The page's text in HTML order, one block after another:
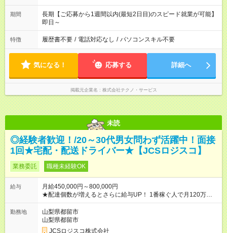
期間
長期【ご応募から1週間以内(最短2日目)のスピード就業が可能】
即日～
特徴 履歴書不要 / 電話対応なし / パソコンスキル不要
気になる！ 応募する 詳細へ
掲載元企業名 株式会社テクノ・サービス
未読
◎経験者歓迎！/20～30代男女問わず活躍中！面接
1回★宅配・配送ドライバー★【JCSロジスコ】
業務委託 職種未経験OK
給与
月給450,000円～800,000円
★配達個数が増えるとさらに給与UP！ 1番稼ぐ人で月120万ほ
ど！ ・主要都市エリア 月収55万円／週5日稼働 月収65万~112
万円／週6日稼働 ・地方郊外エリア 月収40万円／週5日稼働 月
収40万円~50万円／週6日稼働 ＜モデルイメージ＞ ■月収50万
円 (27歳男性/江東区在住)※元建築関係 1日150個配達×25日勤務
勤務地
山梨県都留市
山梨県都留市
JCSロジスコ株式会社